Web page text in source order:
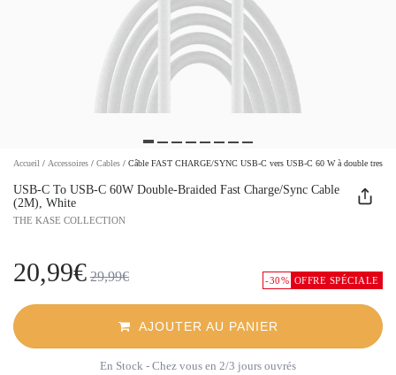
Accueil / Accessoires / Cables / Câble FAST CHARGE/SYNC USB-C vers USB-C 60 W à double tresse
USB-C To USB-C 60W Double-Braided Fast Charge/Sync Cable
(2M), White
THE KASE COLLECTION
-30% OFFRE SPÉCIALE
20,99€ 29,99€
AJOUTER AU PANIER
En Stock - Chez vous en 2/3 jours ouvrés